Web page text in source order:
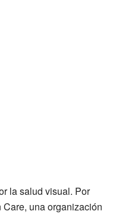
la salud visual. Por
una organización